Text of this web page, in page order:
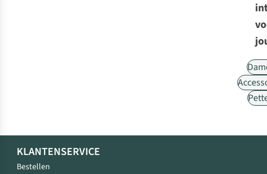
KLANTENSERVICE
Bestellen